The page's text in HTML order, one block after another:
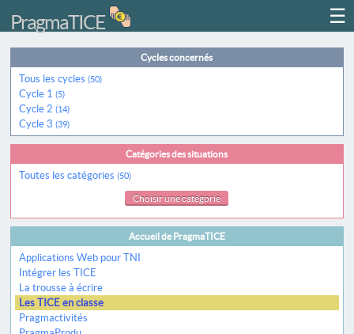
PragmaTICE
Cycles concernés
Tous les cycles(50)
Cycle 1(5)
Cycle 2(14)
Cycle 3(39)
Catégories des situations
Toutes les catégories(50)
Choisir une catégorie
Accueil de PragmaTICE
Applications Web pour TNI
Intégrer les TICE
La trousse à écrire
Les TICE en classe
Pragmactivités
☰